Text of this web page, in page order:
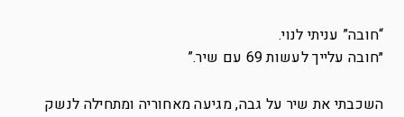
“חובה” עניתי לנוי.
״חובה עלייך לעשות 69 עם שיר.”
השכבתי את שיר על גבה, מגיעה מאחוריה ומתחילה לנשק